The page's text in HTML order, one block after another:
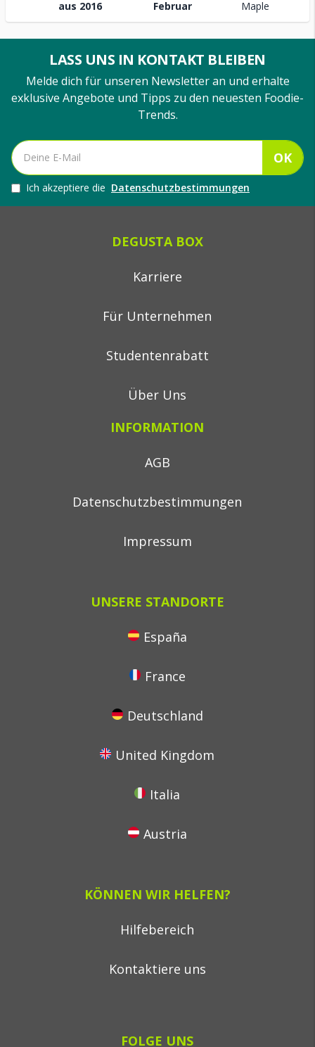
aus 2016
Februar
Maple
LASS UNS IN KONTAKT BLEIBEN
Melde dich für unseren Newsletter an und erhalte
exklusive Angebote und Tipps zu den neuesten Foodie-
Trends.
OK
Ich akzeptiere die Datenschutzbestimmungen
DEGUSTA BOX
Karriere
Für Unternehmen
Studentenrabatt
Über Uns
INFORMATION
AGB
Datenschutzbestimmungen
Impressum
UNSERE STANDORTE
España
France
Deutschland
United Kingdom
Italia
Austria
KÖNNEN WIR HELFEN?
Hilfebereich
Kontaktiere uns
FOLGE UNS